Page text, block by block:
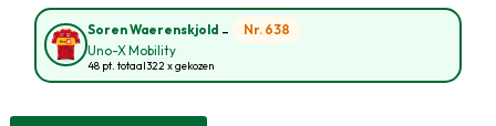
Soren Waerenskjold - Nr. 638
Uno-X Mobility
48 pt. totaal322 x gekozen